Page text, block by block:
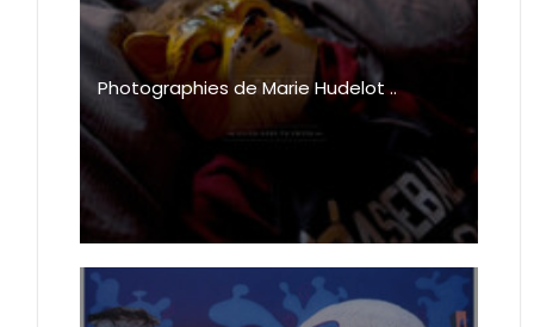
Photographies de Marie Hudelot ..